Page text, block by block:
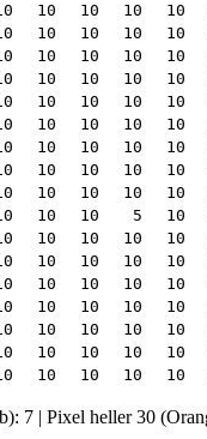
10 10 10 10
10 10 10 10
10 10 10 10
10 10 10 10
10 10 10 10
10 10 10 10
10 10 10 10
10 10 10 10
10 10 10 10
10 10 5 10
10 10 10 10
10 10 10 10
10 10 10 10
10 10 10 10
10 10 10 10
10 10 10 10
10 10 10 10
7 | Pixel heller 30